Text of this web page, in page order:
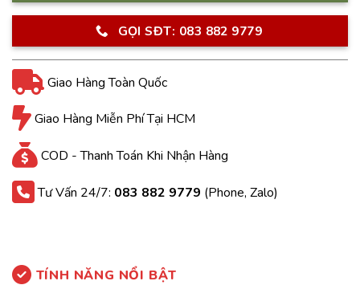
GỌI SĐT: 083 882 9779
Giao Hàng Toàn Quốc
Giao Hàng Miễn Phí Tại HCM
COD - Thanh Toán Khi Nhận Hàng
Tư Vấn 24/7: 083 882 9779 (Phone, Zalo)
TÍNH NĂNG NỔI BẬT